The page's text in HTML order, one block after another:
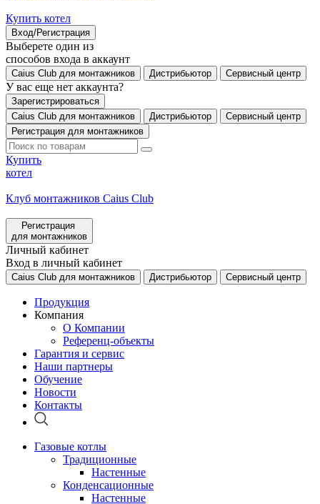
Купить котел
Вход/Регистрация
Выберете один из
способов входа в аккаунт
Caius Club для монтажников Дистрибьютор Сервисный центр
У вас еще нет аккаунта?
Зарегистрироваться
Caius Club для монтажников
Дистрибьютор
Сервисный центр
Регистрация для монтажников
Купить
котел
Клуб монтажников Caius Club
Регистрация
для монтажников
Личный кабинет
Вход в личный кабинет
Caius Club для монтажников Дистрибьютор Сервисный центр
Продукция
Компания
О Компании
Референц-объекты
Гарантия и сервис
Наши партнеры
Обучение
Новости
Контакты
Газовые котлы
Традиционные
Настенные
Конденсационные
Настенные